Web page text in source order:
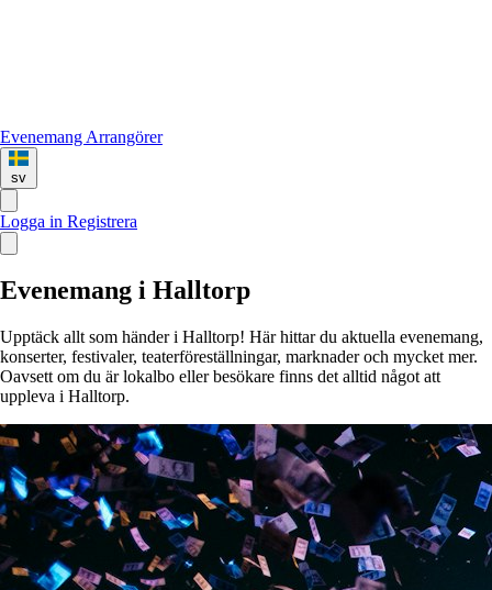
Evenemang Arrangörer
sv
Logga in Registrera
Evenemang i Halltorp
Upptäck allt som händer i Halltorp! Här hittar du aktuella evenemang,
konserter, festivaler, teaterföreställningar, marknader och mycket mer.
Oavsett om du är lokalbo eller besökare finns det alltid något att
uppleva i Halltorp.